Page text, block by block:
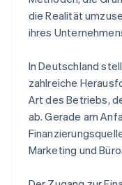
die Realität
ihres
In Deutschland
zahlreiche
Art des Betriebs,
ab. Gerade am
Marketing und